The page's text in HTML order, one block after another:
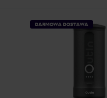
DARMOWA DOSTAWA